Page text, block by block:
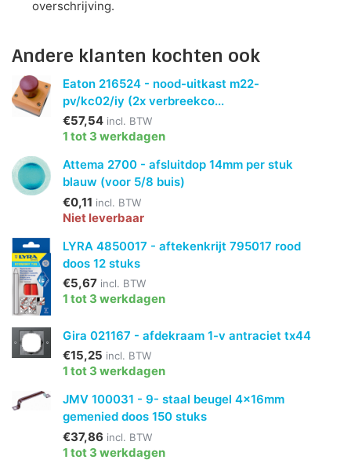
overschrijving.
Andere klanten kochten ook
Eaton 216524 - nood-uitkast m22-
pv/kc02/iy (2x verbreekco...
€57,54 incl. BTW
1 tot 3 werkdagen
Attema 2700 - afsluitdop 14mm per stuk
blauw (voor 5/8 buis)
€0,11 incl. BTW
Niet leverbaar
LYRA 4850017 - aftekenkrijt 795017 rood
doos 12 stuks
€5,67 incl. BTW
1 tot 3 werkdagen
Gira 021167 - afdekraam 1-v antraciet tx44
€15,25 incl. BTW
1 tot 3 werkdagen
JMV 100031 - 9- staal beugel 4x16mm
gemenied doos 150 stuks
€37,86 incl. BTW
1 tot 3 werkdagen